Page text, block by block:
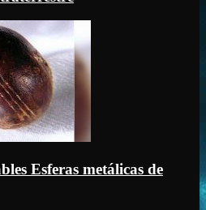
Esferas metálicas de